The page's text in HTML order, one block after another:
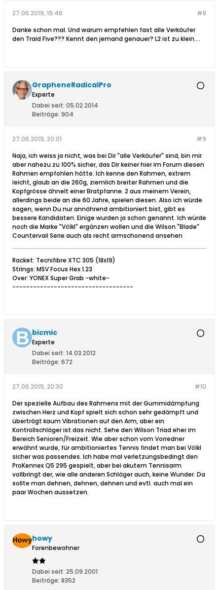
#8
27.06.2019, 19:46
Danke schon mal. Und warum empfehlen fast alle Verkäufer
den Traid Five??? Kennt den jemand genauer? L2 ist zu klein....
GrapheneRadicalPro
Experte
Dabei seit: 05.02.2014
Beiträge: 904
#9
27.06.2019, 20:01
Naja, ich weiss ja nicht, was bei Dir "alle Verkäufer" sind, bin mir
aber nahezu zu 100% sicher, das Dir keiner hier im Forum diesen
Rahmen empfohlen hätte. Ich kenne den Rahmen, extrem
leicht, glaub an die 260g, ziemlich breiter Rahmen und die
Kopfgrösse ähnelt einer Bratpfanne. 2 aus meinem Verein,
allerdings beide an die 60 Jahre, spielen diesen. Also ich würde
sagen, wenn Du nur annährend ambitioniert bist, gibt es
bessere Kandidaten. Einige wurden ja schon genannt. Ich würde
noch die Marke "Völkl" ergänzen wollen und die Wilson "Blade"
Countervail Serie auch als recht armschonend ansehen
Racket: Tecnifibre XTC 305 (18x19)
Strings: MSV Focus Hex 1.23
Over: YONEX Super Grab -white-
-----------------------------------
bicmic
Experte
Dabei seit: 14.03.2012
Beiträge: 672
#10
27.06.2019, 20:30
Der spezielle Aufbau des Rahmens mit der Gummidämpfung
zwischen Herz und Kopf spielt sich schon sehr gedämpft und
überträgt kaum Vibrationen auf den Arm, aber ein
Kontrollschläger ist das nicht. Sehe den Wilson Triad eher im
Bereich Senioren/Freizeit. Wie aber schon vom Vorredner
erwähnt wurde, für ambitioniertes Tennis findet man bei Völkl
sicher was passendes. Ich habe mal verletzungsbedingt den
ProKennex Q5 295 gespielt, aber bei akutem Tennisarm
vollbringt der, wie alle anderen Schläger auch, keine Wunder. Da
sollte man dehnen, dehnen, dehnen und evtl. auch mal ein
paar Wochen aussetzen.
howy
Forenbewohner
Dabei seit: 25.09.2001
Beiträge: 8352